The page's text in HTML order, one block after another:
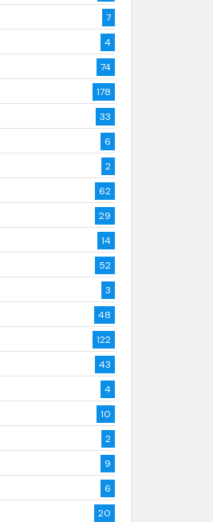
7
4
74
178
33
6
2
62
29
14
52
3
48
122
43
4
10
2
9
6
20